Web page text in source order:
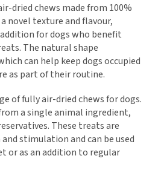
dried chews made from 100%
novel texture and flavour,
for dogs who benefit
The natural shape
can help keep dogs occupied
as part of their routine.
of fully air-dried chews for dogs.
a single animal ingredient,
These treats are
stimulation and can be used
or as an addition to regular